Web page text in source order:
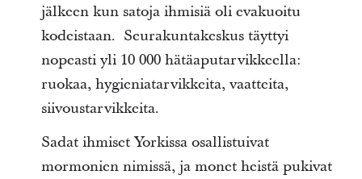
jälkeen kun satoja ihmisiä oli evakuoitu
kodeistaan. Seurakuntakeskus täyttyi
nopeasti yli 10 000 hätäaputarvikkeella:
ruokaa, hygieniatarvikkeita, vaatteita,
siivoustarvikkeita.
Sadat ihmiset Yorkissa osallistuivat
mormonien nimissä, ja monet heistä pukivat